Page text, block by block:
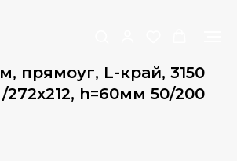
прямоуг, L-край, 3150
272х212, h=60мм 50/200